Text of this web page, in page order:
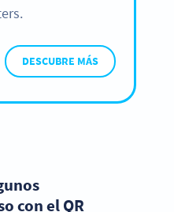
DESCUBRE MÁS
con el QR